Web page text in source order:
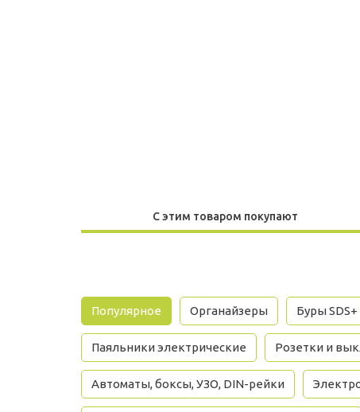
С этим товаром покупают
Популярное Органайзеры Буры SDS+
Паяльники электрические Розетки и
Автоматы, боксы, УЗО, DIN-рейки